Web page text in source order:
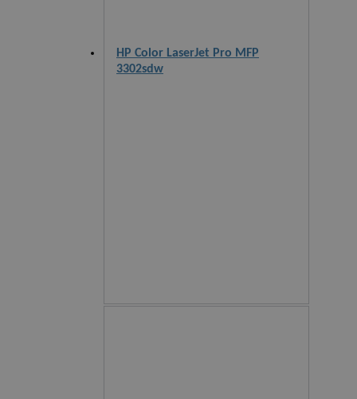
HP Color LaserJet Pro MFP
3302sdw